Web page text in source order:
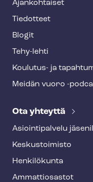
Ajankohtaiset
Tiedotteet
Blogit
Tehy-lehti
Koulutus- ja
Meidän vuoro -
Ota yhteyttä
Asioin­ti­pal­ve­lu
Keskustoimisto
Henkilökunta
Ammattiosastot